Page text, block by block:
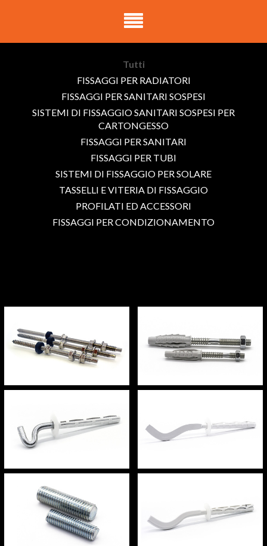
Tutti
FISSAGGI PER RADIATORI
FISSAGGI PER SANITARI SOSPESI
SISTEMI DI FISSAGGIO SANITARI SOSPESI PER
CARTONGESSO
FISSAGGI PER SANITARI
FISSAGGI PER TUBI
SISTEMI DI FISSAGGIO PER SOLARE
TASSELLI E VITERIA DI FISSAGGIO
PROFILATI ED ACCESSORI
FISSAGGI PER CONDIZIONAMENTO